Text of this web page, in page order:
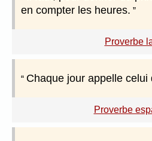
en compter les heures.
Proverbe
Chaque jour appelle celui
Proverbe